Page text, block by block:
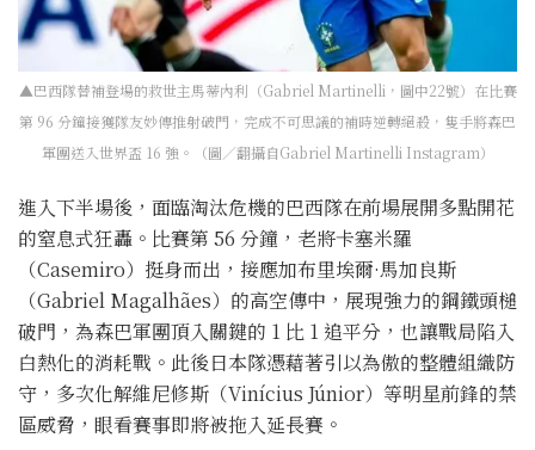
▲巴西隊替補登場的救世主馬蒂內利（Gabriel Martinelli，圖中22號）在比賽
第 96 分鐘接獲隊友妙傳推射破門，完成不可思議的補時逆轉絕殺，隻手將森巴
軍團送入世界盃 16 強。（圖／翻攝自Gabriel Martinelli Instagram）
進入下半場後，面臨淘汰危機的巴西隊在前場展開多點開花
的窒息式狂轟。比賽第 56 分鐘，老將卡塞米羅
（Casemiro）挺身而出，接應加布里埃爾·馬加良斯
（Gabriel Magalhães）的高空傳中，展現強力的鋼鐵頭槌
破門，為森巴軍團頂入關鍵的 1 比 1 追平分，也讓戰局陷入
白熱化的消耗戰。此後日本隊憑藉著引以為傲的整體組織防
守，多次化解維尼修斯（Vinícius Júnior）等明星前鋒的禁
區威脅，眼看賽事即將被拖入延長賽。